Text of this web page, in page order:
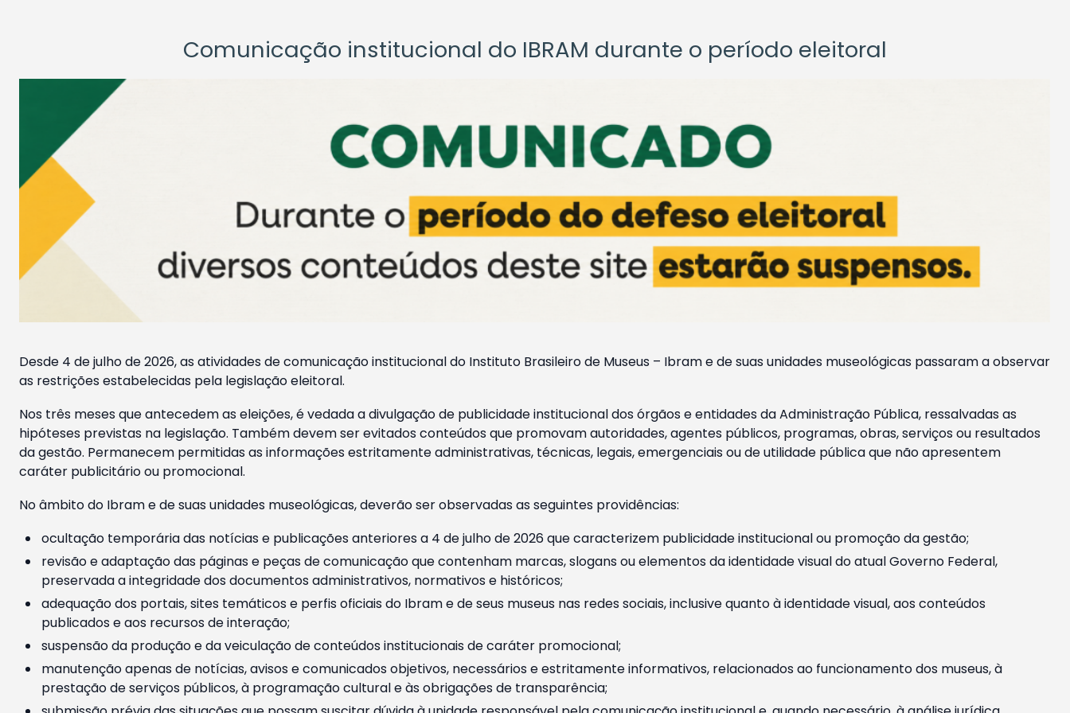
Comunicação institucional do IBRAM durante o período eleitoral
Desde 4 de julho de 2026, as atividades de comunicação institucional do Instituto Brasileiro de Museus – Ibram e de suas unidades museológicas passaram a observar
as restrições estabelecidas pela legislação eleitoral.
Nos três meses que antecedem as eleições, é vedada a divulgação de publicidade institucional dos órgãos e entidades da Administração Pública, ressalvadas as
hipóteses previstas na legislação. Também devem ser evitados conteúdos que promovam autoridades, agentes públicos, programas, obras, serviços ou resultados
da gestão. Permanecem permitidas as informações estritamente administrativas, técnicas, legais, emergenciais ou de utilidade pública que não apresentem
caráter publicitário ou promocional.
No âmbito do Ibram e de suas unidades museológicas, deverão ser observadas as seguintes providências:
ocultação temporária das notícias e publicações anteriores a 4 de julho de 2026 que caracterizem publicidade institucional ou promoção da gestão;
revisão e adaptação das páginas e peças de comunicação que contenham marcas, slogans ou elementos da identidade visual do atual Governo Federal,
preservada a integridade dos documentos administrativos, normativos e históricos;
adequação dos portais, sites temáticos e perfis oficiais do Ibram e de seus museus nas redes sociais, inclusive quanto à identidade visual, aos conteúdos
publicados e aos recursos de interação;
suspensão da produção e da veiculação de conteúdos institucionais de caráter promocional;
manutenção apenas de notícias, avisos e comunicados objetivos, necessários e estritamente informativos, relacionados ao funcionamento dos museus, à
prestação de serviços públicos, à programação cultural e às obrigações de transparência;